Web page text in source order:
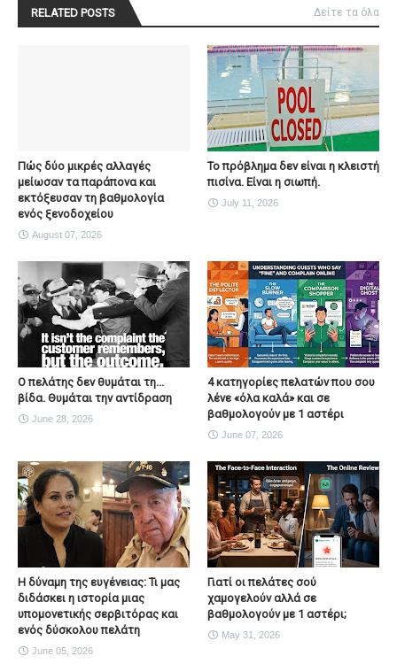
RELATED POSTS Δείτε τα όλα
Πώς δύο μικρές αλλαγές
μείωσαν τα παράπονα και
εκτόξευσαν τη βαθμολογία
ενός ξενοδοχείου
August 07, 2026
Το πρόβλημα δεν είναι η κλειστή
πισίνα. Είναι η σιωπή.
July 11, 2026
Ο πελάτης δεν θυμάται τη...
βίδα. Θυμάται την αντίδραση
June 28, 2026
4 κατηγορίες πελατών που σου
λένε «όλα καλά» και σε
βαθμολογούν με 1 αστέρι
June 07, 2026
Η δύναμη της ευγένειας: Τι μας
διδάσκει η ιστορία μιας
υπομονετικής σερβιτόρας και
ενός δύσκολου πελάτη
June 05, 2026
Γιατί οι πελάτες σού
χαμογελούν αλλά σε
βαθμολογούν με 1 αστέρι;
May 31, 2026